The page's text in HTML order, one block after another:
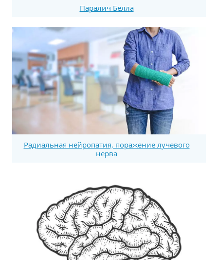
Паралич Белла
Радиальная нейропатия, поражение лучевого
нерва